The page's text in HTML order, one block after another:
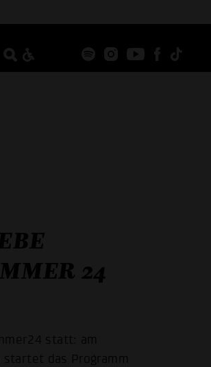
24
statt: am
startet das Programm